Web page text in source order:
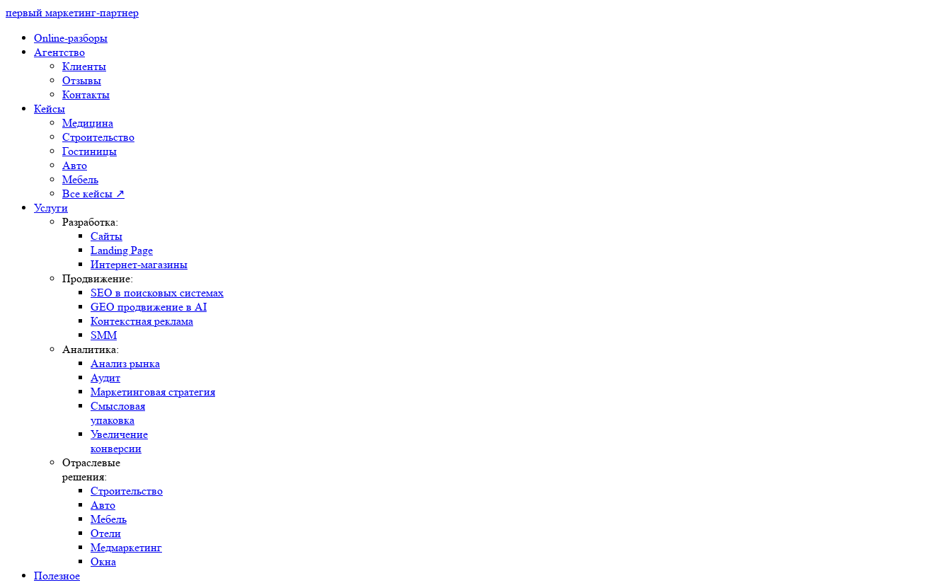
первый маркетинг-партнер
Online-разборы
Агентство
Клиенты
Отзывы
Контакты
Кейсы
Медицина
Строительство
Гостиницы
Авто
Мебель
Все кейсы ↗
Услуги
Разработка:
Сайты
Landing Page
Интернет-магазины
Продвижение:
SEO в поисковых системах
GEO продвижение в AI
Контекстная реклама
SMM
Аналитика:
Анализ рынка
Аудит
Маркетинговая стратегия
Смысловая
упаковка
Увеличение
конверсии
Отраслевые
решения:
Строительство
Авто
Мебель
Отели
Медмаркетинг
Окна
Полезное